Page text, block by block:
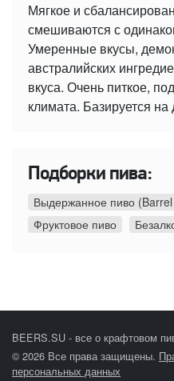
Мягкое и
смешиваются с
Умеренные вкусы,
австралийских
вкуса. Очень питкое,
климата. Базируется
Подборки пива:
Выдержанное пиво
Фруктовое пиво
BEERS.SU - все о крафтовом
© 2026 Все права защищены.
персональных данных